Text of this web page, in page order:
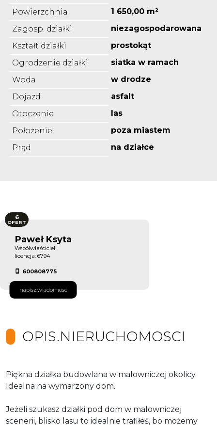
Powierzchnia
1 650,00 m²
Zagosp. działki
niezagospodarowana
Kształt działki
prostokąt
Ogrodzenie działki
siatka w ramach
Woda
w drodze
Dojazd
asfalt
Otoczenie
las
Położenie
poza miastem
Prąd
na działce
Paweł Ksyta
Współwłaściciel
licencja: 6794
600808775
napisz.wiadomosc
6
OFERT
OPIS.NIERUCHOMOSCI
Piękna działka budowlana w malowniczej okolicy.
Idealna na wymarzony dom.
Jeżeli szukasz działki pod dom w malowniczej
scenerii, blisko lasu to idealnie trafiłeś, bo możemy